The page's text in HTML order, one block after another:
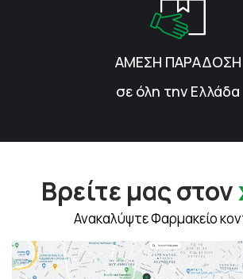
ΑΜΕΣΗ ΠΑΡΑΔΟΣΗ
σε όλη την Ελλάδα
Βρείτε μας στον
Ανακαλύψτε Φαρμακείο